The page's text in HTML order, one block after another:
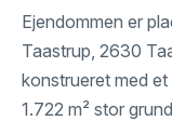
Ejendommen er
Taastrup, 2630
konstrueret med et
1.722 m² stor